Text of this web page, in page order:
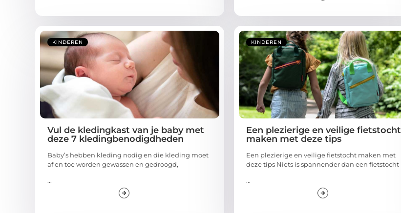
KINDEREN
Vul de kledingkast van je baby met
deze 7 kledingbenodigdheden
Baby’s hebben kleding nodig en die kleding moet
af en toe worden gewassen en gedroogd,
...
KINDEREN
Een plezierige en veilige fietstocht
maken met deze tips
Een plezierige en veilige fietstocht maken met
deze tips Niets is spannender dan een fietstocht
...